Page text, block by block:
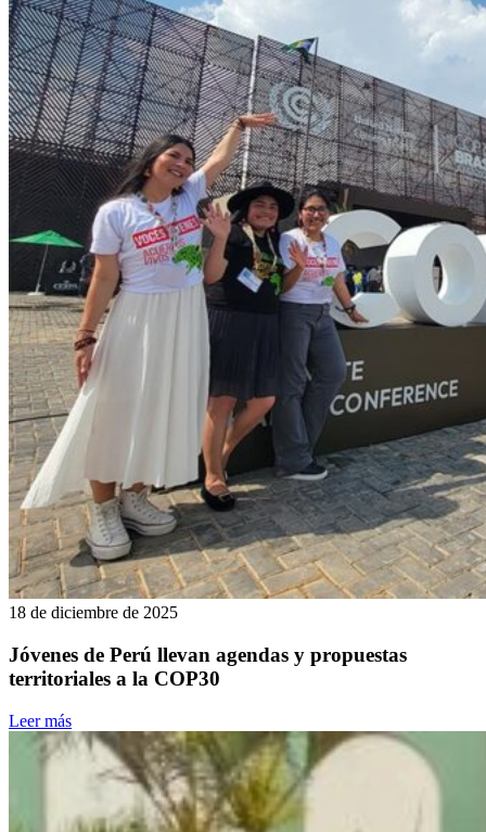
18 de diciembre de 2025
Jóvenes de Perú llevan agendas y propuestas
territoriales a la COP30
Leer más